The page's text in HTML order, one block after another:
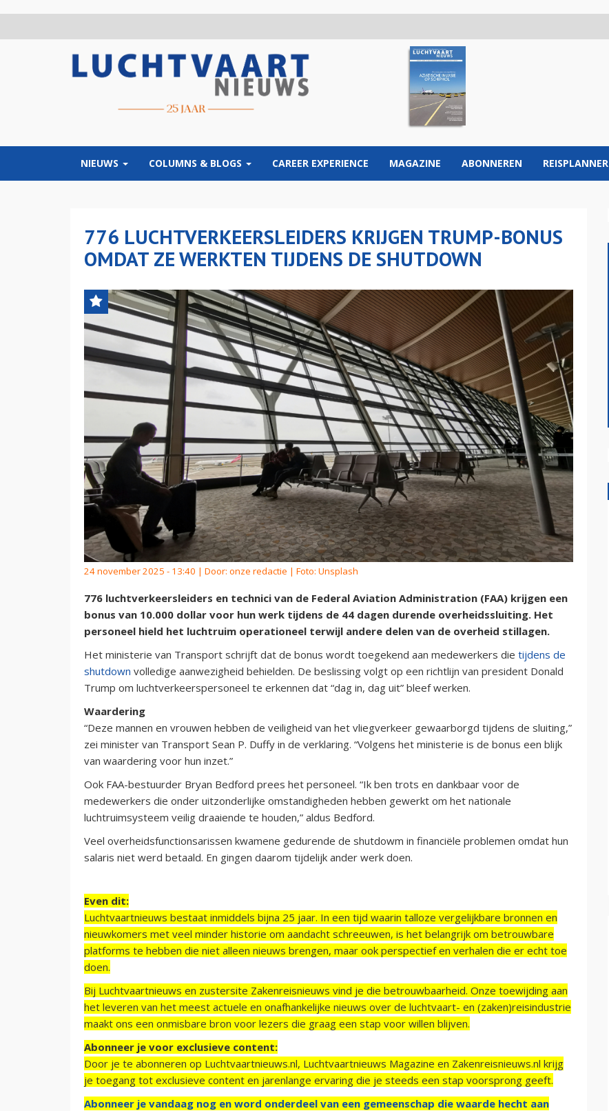
NIEUWS COLUMNS & BLOGS CAREER EXPERIENCE MAGAZINE ABONNEREN REISPLANNER
776 LUCHTVERKEERSLEIDERS KRIJGEN TRUMP-BONUS
OMDAT ZE WERKTEN TIJDENS DE SHUTDOWN
24 november 2025 - 13:40 | Door: onze redactie | Foto: Unsplash
776 luchtverkeersleiders en technici van de Federal Aviation Administration (FAA) krijgen een
bonus van 10.000 dollar voor hun werk tijdens de 44 dagen durende overheidssluiting. Het
personeel hield het luchtruim operationeel terwijl andere delen van de overheid stillagen.
Het ministerie van Transport schrijft dat de bonus wordt toegekend aan medewerkers die tijdens de
shutdown volledige aanwezigheid behielden. De beslissing volgt op een richtlijn van president Donald
Trump om luchtverkeerspersoneel te erkennen dat “dag in, dag uit” bleef werken.
Waardering
“Deze mannen en vrouwen hebben de veiligheid van het vliegverkeer gewaarborgd tijdens de sluiting,”
zei minister van Transport Sean P. Duffy in de verklaring. “Volgens het ministerie is de bonus een blijk
van waardering voor hun inzet.”
Ook FAA-bestuurder Bryan Bedford prees het personeel. “Ik ben trots en dankbaar voor de
medewerkers die onder uitzonderlijke omstandigheden hebben gewerkt om het nationale
luchtruimsysteem veilig draaiende te houden,” aldus Bedford.
Veel overheidsfunctionsarissen kwamene gedurende de shutdowm in financiële problemen omdat hun
salaris niet werd betaald. En gingen daarom tijdelijk ander werk doen.
Even dit:
Luchtvaartnieuws bestaat inmiddels bijna 25 jaar. In een tijd waarin talloze vergelijkbare bronnen en
nieuwkomers met veel minder historie om aandacht schreeuwen, is het belangrijk om betrouwbare
platforms te hebben die niet alleen nieuws brengen, maar ook perspectief en verhalen die er echt toe
doen.
Bij Luchtvaartnieuws en zustersite Zakenreisnieuws vind je die betrouwbaarheid. Onze toewijding aan
het leveren van het meest actuele en onafhankelijke nieuws over de luchtvaart- en (zaken)reisindustrie
maakt ons een onmisbare bron voor lezers die graag een stap voor willen blijven.
Abonneer je voor exclusieve content:
Door je te abonneren op Luchtvaartnieuws.nl, Luchtvaartnieuws Magazine en Zakenreisnieuws.nl krijg
je toegang tot exclusieve content en jarenlange ervaring die je steeds een stap voorsprong geeft.
Abonneer je vandaag nog en word onderdeel van een gemeenschap die waarde hecht aan